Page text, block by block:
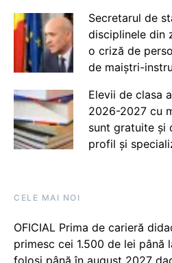
Secretarul de
disciplinele din
o criză de
de maiștri-
Elevii de clasa
2026-2027 cu
sunt gratuite și
profil și
CELE MAI NOI
OFICIAL Prima de carieră
primesc cei 1.500 de lei până
folosi până în august 2027